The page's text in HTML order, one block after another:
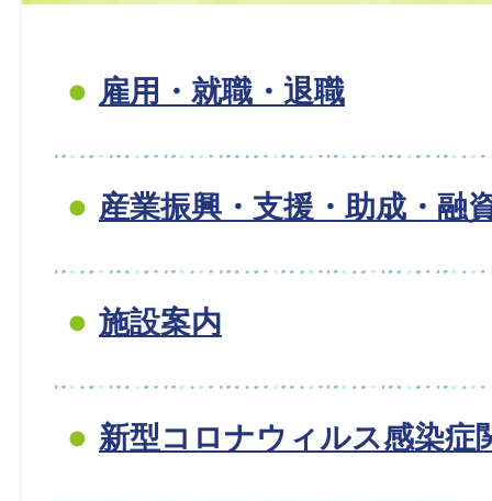
雇用・就職・退職
産業振興・支援・助成・融
施設案内
新型コロナウィルス感染症